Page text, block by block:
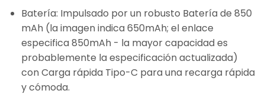
Batería: Impulsado por un robusto Batería de 850
mAh(la imagen indica 650mAh; el enlace
especifica 850mAh - la mayor capacidad es
probablemente la especificación actualizada)
conCarga rápida Tipo-C para una recarga rápida
y cómoda.